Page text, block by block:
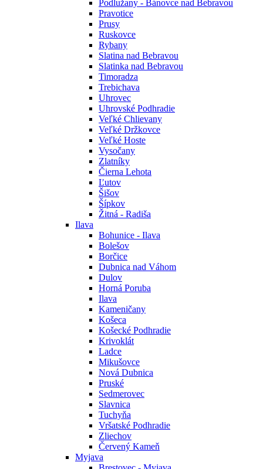
Podlužany - Bánovce nad Bebravou
Pravotice
Prusy
Ruskovce
Rybany
Slatina nad Bebravou
Slatinka nad Bebravou
Timoradza
Trebichava
Uhrovec
Uhrovské Podhradie
Veľké Chlievany
Veľké Držkovce
Veľké Hoste
Vysočany
Zlatníky
Čierna Lehota
Ľutov
Šišov
Šípkov
Žitná - Radiša
Ilava
Bohunice - Ilava
Bolešov
Borčice
Dubnica nad Váhom
Dulov
Horná Poruba
Ilava
Kameničany
Košeca
Košecké Podhradie
Krivoklát
Ladce
Mikušovce
Nová Dubnica
Pruské
Sedmerovec
Slavnica
Tuchyňa
Vršatské Podhradie
Zliechov
Červený Kameň
Myjava